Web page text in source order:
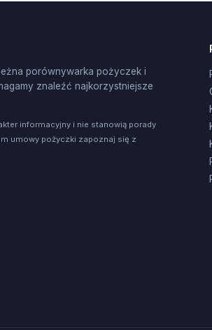
porównywarka pożyczek i
znaleźć najkorzystniejsze
informacyjny i nie stanowią porady
umowy pożyczki zapoznaj się z